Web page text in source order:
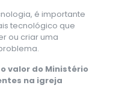
é importante
tecnológico que
ou criar uma
valor do Ministério
na igreja